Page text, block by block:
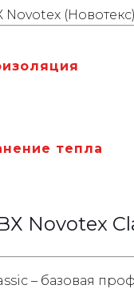
тепла
Novotex
– базовая